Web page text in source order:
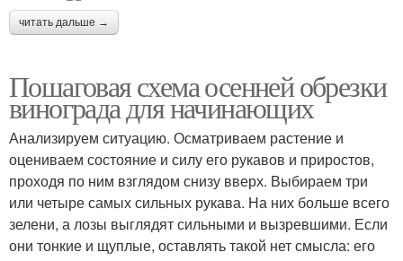
читать дальше →
Пошаговая схема осенней обрезки
винограда для начинающих
Анализируем ситуацию. Осматриваем растение и
оцениваем состояние и силу его рукавов и приростов,
проходя по ним взглядом снизу вверх. Выбираем три
или четыре самых сильных рукава. На них больше всего
зелени, а лозы выглядят сильными и вызревшими. Если
они тонкие и щуплые, оставлять такой нет смысла: его